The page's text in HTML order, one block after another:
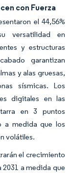
con Fuerza
el 44,56%
versatilidad en
y estructuras
garantizan
y alas gruesas,
sísmicas. Los
digitales en las
en 3 puntos
a medida que los
volátiles.
el crecimiento
2031 a medida que